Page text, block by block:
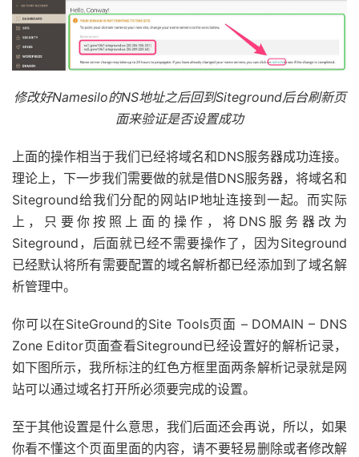
修改好Namesilo的NS地址之后回到Siteground后台刷新页
面来验证是否设置成功
上面的操作相当于我们已经将域名和DNS服务器成功连接。
理论上，下一步我们需要做的就是借DNS服务器，将域名和
Siteground给我们分配的网站IP地址连接到一起。而实际
上，只要你按照上面的操作，将DNS服务器改为
Siteground，后面就已经不需要操作了，因为Siteground
已经默认将所有需要配置的域名解析都已经添加到了域名解
析管理中。
你可以在SiteGround的Site Tools页面 – DOMAIN – DNS
Zone Editor页面查看Siteground已经设置好的解析记录，
如下图所示，我所标注的红色方框里面两条解析记录就是网
站可以通过域名打开所必须要完成的设置。
至于其他设置是什么意思，我们后面还会再说，所以，如果
你看不懂这个页面里面的内容，请不要轻易删除或者修改解